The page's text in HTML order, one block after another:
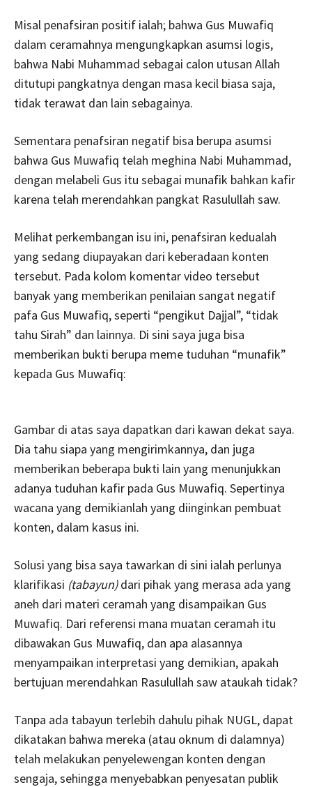
Misal penafsiran positif ialah; bahwa Gus Muwafiq
dalam ceramahnya mengungkapkan asumsi logis,
bahwa Nabi Muhammad sebagai calon utusan Allah
ditutupi pangkatnya dengan masa kecil biasa saja,
tidak terawat dan lain sebagainya.
Sementara penafsiran negatif bisa berupa asumsi
bahwa Gus Muwafiq telah meghina Nabi Muhammad,
dengan melabeli Gus itu sebagai munafik bahkan kafir
karena telah merendahkan pangkat Rasulullah saw.
Melihat perkembangan isu ini, penafsiran kedualah
yang sedang diupayakan dari keberadaan konten
tersebut. Pada kolom komentar video tersebut
banyak yang memberikan penilaian sangat negatif
pafa Gus Muwafiq, seperti “pengikut Dajjal”, “tidak
tahu Sirah” dan lainnya. Di sini saya juga bisa
memberikan bukti berupa meme tuduhan “munafik”
kepada Gus Muwafiq:
Gambar di atas saya dapatkan dari kawan dekat saya.
Dia tahu siapa yang mengirimkannya, dan juga
memberikan beberapa bukti lain yang menunjukkan
adanya tuduhan kafir pada Gus Muwafiq. Sepertinya
wacana yang demikianlah yang diinginkan pembuat
konten, dalam kasus ini.
Solusi yang bisa saya tawarkan di sini ialah perlunya
klarifikasi (tabayun)dari pihak yang merasa ada yang
aneh dari materi ceramah yang disampaikan Gus
Muwafiq. Dari referensi mana muatan ceramah itu
dibawakan Gus Muwafiq, dan apa alasannya
menyampaikan interpretasi yang demikian, apakah
bertujuan merendahkan Rasulullah saw ataukah tidak?
Tanpa ada tabayun terlebih dahulu pihak NUGL, dapat
dikatakan bahwa mereka (atau oknum di dalamnya)
telah melakukan penyelewengan konten dengan
sengaja, sehingga menyebabkan penyesatan publik